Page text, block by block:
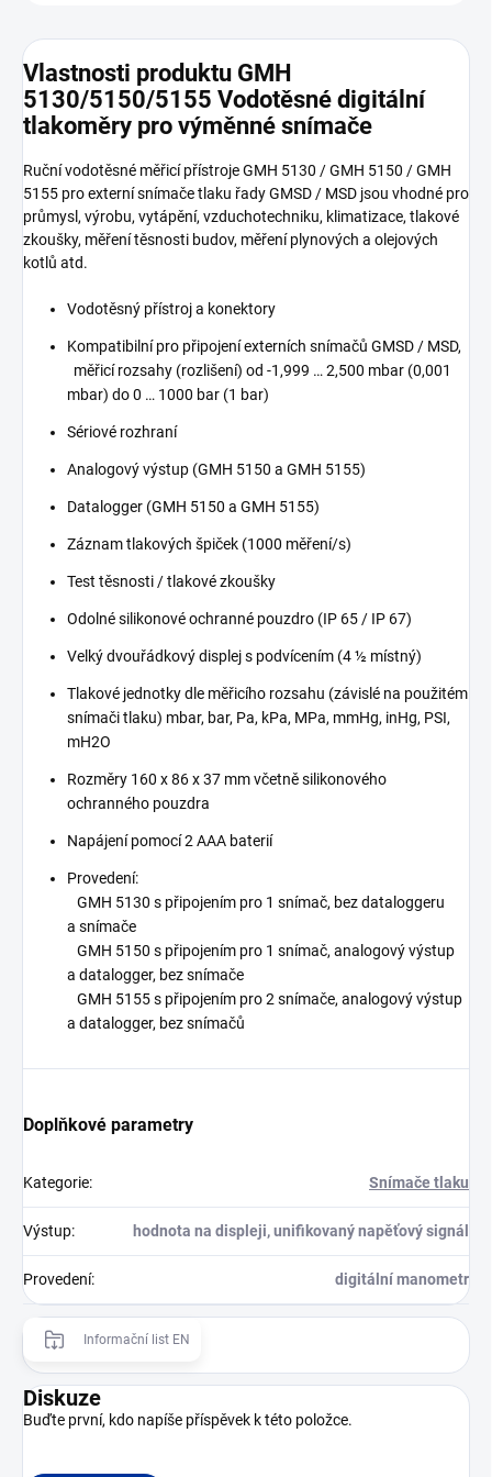
Vlastnosti produktu GMH
5130/5150/5155 Vodotěsné digitální
tlakoměry pro výměnné snímače
Ruční vodotěsné měřicí přístroje GMH 5130 / GMH 5150 / GMH
5155 pro externí snímače tlaku řady GMSD / MSD jsou vhodné pro
průmysl, výrobu, vytápění, vzduchotechniku, klimatizace, tlakové
zkoušky, měření těsnosti budov, měření plynových a olejových
kotlů atd.
Vodotěsný přístroj a konektory
Kompatibilní pro připojení externích snímačů GMSD / MSD,
měřicí rozsahy (rozlišení) od -1,999 … 2,500 mbar (0,001
mbar) do 0 … 1000 bar (1 bar)
Sériové rozhraní
Analogový výstup (GMH 5150 a GMH 5155)
Datalogger (GMH 5150 a GMH 5155)
Záznam tlakových špiček (1000 měření/s)
Test těsnosti / tlakové zkoušky
Odolné silikonové ochranné pouzdro (IP 65 / IP 67)
Velký dvouřádkový displej s podvícením (4 ½ místný)
Tlakové jednotky dle měřicího rozsahu (závislé na použitém
snímači tlaku) mbar, bar, Pa, kPa, MPa, mmHg, inHg, PSI,
mH2O
Rozměry 160 x 86 x 37 mm včetně silikonového
ochranného pouzdra
Napájení pomocí 2 AAA baterií
Provedení:
GMH 5130 s připojením pro 1 snímač, bez dataloggeru
a snímače
GMH 5150 s připojením pro 1 snímač, analogový výstup
a datalogger, bez snímače
GMH 5155 s připojením pro 2 snímače, analogový výstup
a datalogger, bez snímačů
Doplňkové parametry
Kategorie: Snímače tlaku
Výstup: hodnota na displeji, unifikovaný napěťový signál
Provedení: digitální manometr
Informační list EN
Diskuze
Buďte první, kdo napíše příspěvek k této položce.